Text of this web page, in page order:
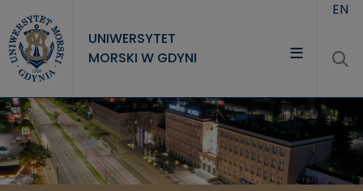
UNIWERSYTET
MORSKI W GDYNI
UNIWERSYTET
STUDIA
NAUKA
EN